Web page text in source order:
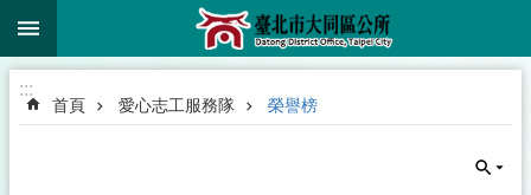
跳到主要內容區塊
:::
首頁 愛心志工服務隊 榮譽榜